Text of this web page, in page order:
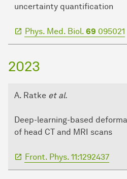
uncertainty quantification
Phys. Med. Biol. 69 095021
2023
A. Ratke et al.
Deep-learning-based
of head CT and MRI scans
Front. Phys. 11:1292437